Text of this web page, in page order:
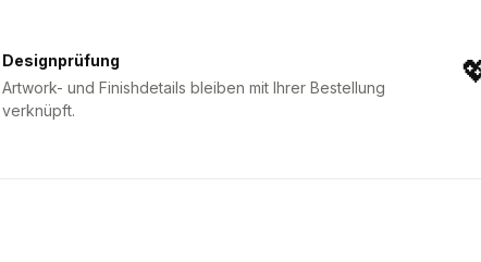
Designprüfung
Artwork- und Finishdetails bleiben mit Ihrer Bestellung
verknüpft.